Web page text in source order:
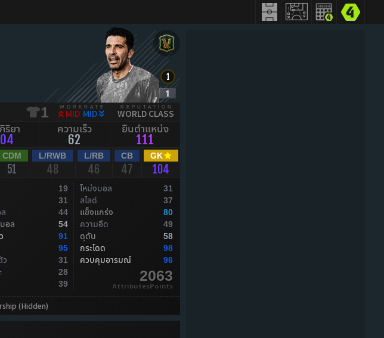
1 WORKRATE
MID MID
REPUTATION
WORLD CLASS
ริยา ความเร็ว
62
ยืนตำแหน่ง
111
CDM
51
L/RWB
48
L/RB
46
CB
47
GK
104
19
31
44
อล 54
91
95
ว 31
28
39
โหม่งบอล 31
สไลด์ 37
แข็งแกร่ง 80
ความอึด 49
ดุดัน 58
กระโดด 98
ควบคุมอารมณ์ 96
2063
AttributesPoints
(Hidden)